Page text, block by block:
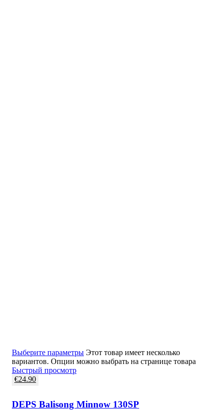
Выберите параметры Этот товар имеет несколько
вариантов. Опции можно выбрать на странице товара
Быстрый просмотр
€24.90
DEPS Balisong Minnow 130SP